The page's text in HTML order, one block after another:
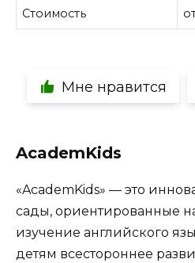
Стоимость
Мне нравится
AcademKids
«AcademKids» — это
сады, ориентированные
изучение английского
детям всестороннее